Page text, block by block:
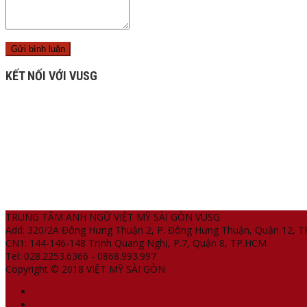
KẾT NỐI VỚI VUSG
TRUNG TÂM ANH NGỮ VIỆT MỸ SÀI GÒN VUSG
Add: 320/2A Đông Hưng Thuận 2, P. Đông Hưng Thuận, Quận 12,
CN1: 144-146-148 Trịnh Quang Nghị, P.7, Quận 8, TP.HCM
Tel: 028.2253.6366 - 0868.993.997
Copyright © 2018 VIỆT MỸ SÀI GÒN